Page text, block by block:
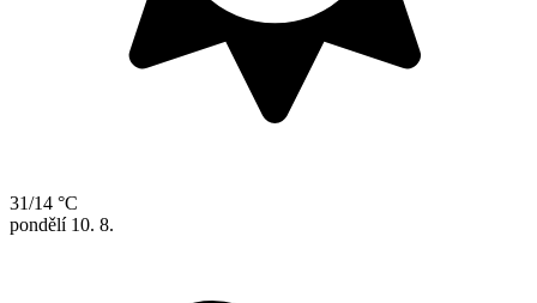
31/14 °C
pondělí 10. 8.